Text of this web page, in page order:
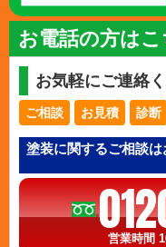
お電話の方はこ
お気軽にご連絡
ご相談 お見積 診断
塗装に関するご相談
営業時間